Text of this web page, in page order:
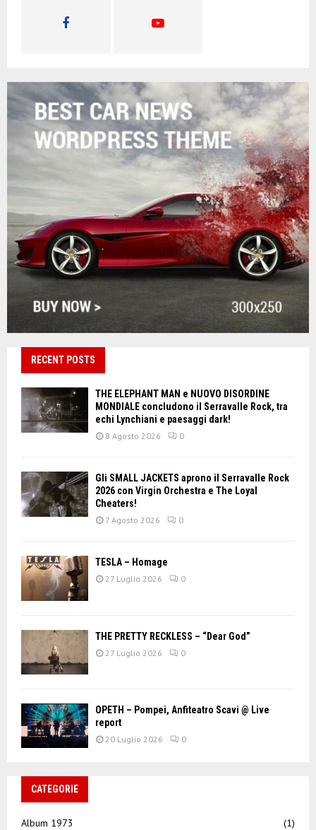
RECENT POSTS
THE ELEPHANT MAN e NUOVO DISORDINE
MONDIALE concludono il Serravalle Rock, tra
echi Lynchiani e paesaggi dark!
8 Agosto 2026 0
Gli SMALL JACKETS aprono il Serravalle Rock
2026 con Virgin Orchestra e The Loyal
Cheaters!
7 Agosto 2026 0
TESLA – Homage
27 Luglio 2026 0
THE PRETTY RECKLESS – “Dear God”
27 Luglio 2026 0
OPETH – Pompei, Anfiteatro Scavi @ Live
report
20 Luglio 2026 0
CATEGORIE
Album 1973 (1)